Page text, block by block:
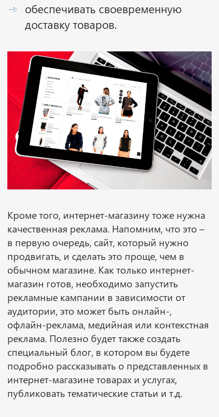
обеспечивать своевременную
доставку товаров.
Кроме того, интернет-магазину тоже нужна
качественная реклама. Напомним, что это –
в первую очередь, сайт, который нужно
продвигать, и сделать это проще, чем в
обычном магазине. Как только интернет-
магазин готов, необходимо запустить
рекламные кампании в зависимости от
аудитории, это может быть онлайн-,
офлайн-реклама, медийная или контекстная
реклама. Полезно будет также создать
специальный блог, в котором вы будете
подробно рассказывать о представленных в
интернет-магазине товарах и услугах,
публиковать тематические статьи и т.д.